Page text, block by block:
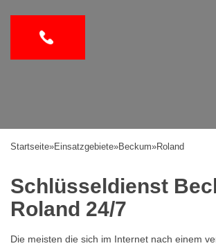
Startseite»Einsatzgebiete»Beckum»Roland
Schlüsseldienst
Roland 24/7
Die meisten die sich im Internet nach einem